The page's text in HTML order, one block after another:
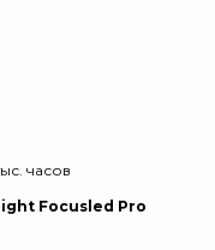
часов
Focusled Pro